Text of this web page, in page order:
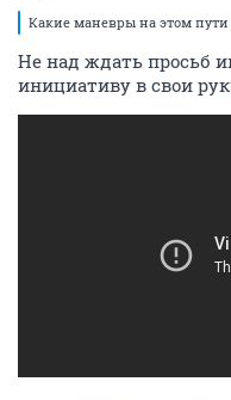
Какие маневры на этом пути
Не над ждать просьб
инициативу в свои